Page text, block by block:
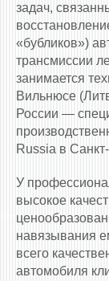
задач,
«бубликов»)
трансмиссии
занимается
Вильнюсе
России —
Russia в
У
высокое
навязывания
всего
автомобиля